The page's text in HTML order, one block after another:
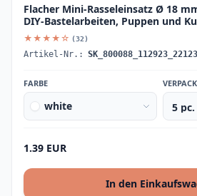
Flacher Mini-Rasseleinsatz Ø 18
DIY-Bastelarbeiten, Puppen und
★★★★☆ (32)
Artikel-Nr.:
FARBE
white
1.39 EUR
In den